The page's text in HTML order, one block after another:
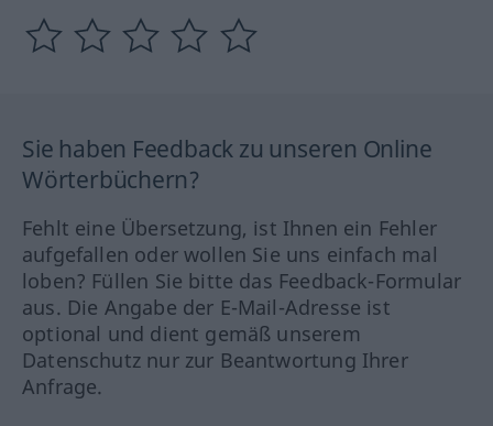
Sie haben Feedback zu unseren Online
Wörterbüchern?
Fehlt eine Übersetzung, ist Ihnen ein Fehler
aufgefallen oder wollen Sie uns einfach mal
loben? Füllen Sie bitte das Feedback-Formular
aus. Die Angabe der E-Mail-Adresse ist
optional und dient gemäß unserem
Datenschutz nur zur Beantwortung Ihrer
Anfrage.